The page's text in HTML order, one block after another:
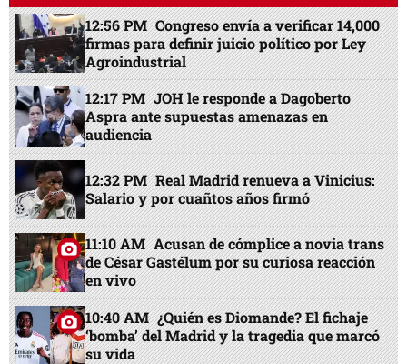
12:56 PM Congreso envía a verificar 14,000
firmas para definir juicio político por Ley
Agroindustrial
12:17 PM JOH le responde a Dagoberto
Aspra ante supuestas amenazas en
audiencia
12:32 PM Real Madrid renueva a Vinicius:
Salario y por cuañtos años firmó
11:10 AM Acusan de cómplice a novia trans
de César Gastélum por su curiosa reacción
en vivo
10:40 AM ¿Quién es Diomande? El fichaje
‘bomba’ del Madrid y la tragedia que marcó
su vida